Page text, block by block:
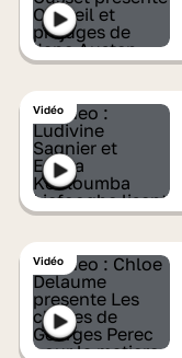
Vidéo
Vidéo